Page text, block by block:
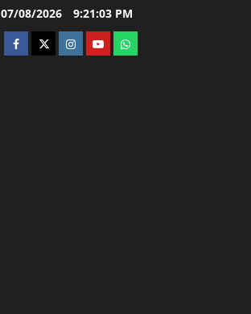
07/08/2026 9:21:04 PM
facebooktwitterinstagram.com
youtubewhatsapp